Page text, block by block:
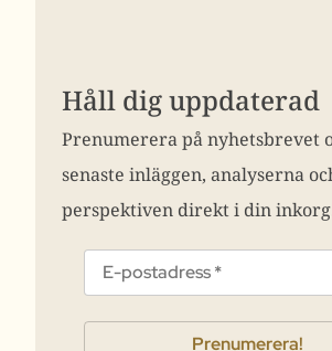
Håll dig uppdaterad
Prenumerera på nyhetsbrevet
senaste inläggen, analyserna
perspektiven direkt i din